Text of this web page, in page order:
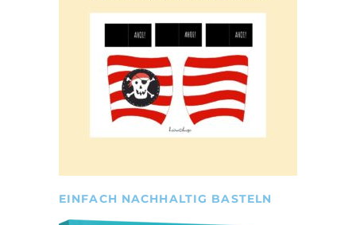
EINFACH NACHHALTIG BASTELN